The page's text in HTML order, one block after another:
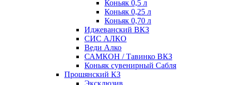
Коньяк 0,5 л
Коньяк 0,25 л
Коньяк 0,70 л
Иджеванский ВКЗ
СИС АЛКО
Веди Алко
САМКОН / Тавинко ВКЗ
Коньяк сувенирный Сабля
Прошянский КЗ
Эксклюзив